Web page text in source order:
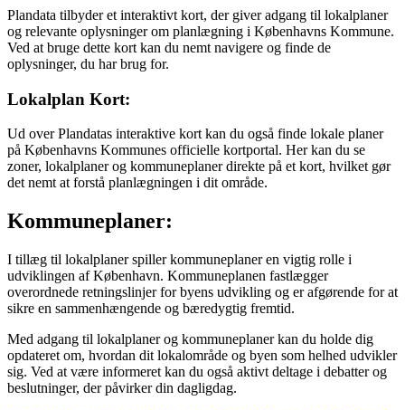
Plandata tilbyder et interaktivt kort, der giver adgang til lokalplaner
og relevante oplysninger om planlægning i Københavns Kommune.
Ved at bruge dette kort kan du nemt navigere og finde de
oplysninger, du har brug for.
Lokalplan Kort:
Ud over Plandatas interaktive kort kan du også finde lokale planer
på Københavns Kommunes officielle kortportal. Her kan du se
zoner, lokalplaner og kommuneplaner direkte på et kort, hvilket gør
det nemt at forstå planlægningen i dit område.
Kommuneplaner:
I tillæg til lokalplaner spiller kommuneplaner en vigtig rolle i
udviklingen af København. Kommuneplanen fastlægger
overordnede retningslinjer for byens udvikling og er afgørende for at
sikre en sammenhængende og bæredygtig fremtid.
Med adgang til lokalplaner og kommuneplaner kan du holde dig
opdateret om, hvordan dit lokalområde og byen som helhed udvikler
sig. Ved at være informeret kan du også aktivt deltage i debatter og
beslutninger, der påvirker din dagligdag.